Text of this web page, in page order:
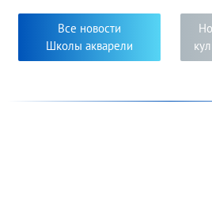
новизна исполнения работ
творческом погружении в мир
искусства педагогов и их
Все новости
Школы акварели